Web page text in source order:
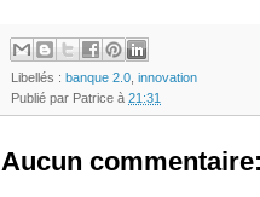
Libellés : banque 2.0 innovation
Publié par Patrice à 21:31
Aucun commentaire: